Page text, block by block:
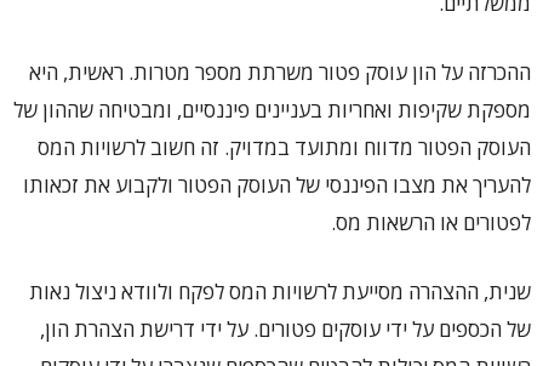
ההכרזה על הון עוסק פטור משרתת מספר מטרות. ראשית, היא
מספקת שקיפות ואחריות בעניינים פיננסיים, ומבטיחה שההון של
העוסק הפטור מדווח ומתועד במדויק. זה חשוב לרשויות המס
להעריך את מצבו הפיננסי של העוסק הפטור ולקבוע את זכאותו
לפטורים או הרשאות מס.
שנית, ההצהרה מסייעת לרשויות המס לפקח ולוודא ניצול נאות
של הכספים על ידי עוסקים פטורים. על ידי דרישת הצהרת הון,